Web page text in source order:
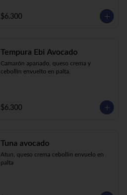
$6.300
Tempura Ebi Avocado
Camarón apanado, queso crema y
cebollín envuelto en palta.
$6.300
Tuna avocado
Atun, queso crema cebollin envuelo en
palta